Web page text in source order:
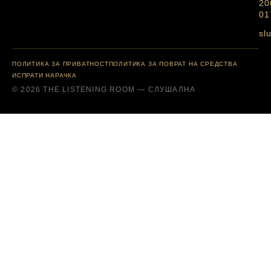
© 2026 THE LISTENING ROOM — СЛУШАЛНА
ПОЛИТИКА ЗА ПРИВАТНОСТПОЛИТИКА ЗА ПОВРАТ НА СРЕДСТВА
ИСПРАТИ НАРАЧКА